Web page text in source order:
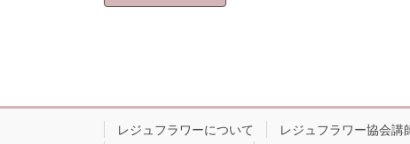
レジュフラワーについて レジュフラワー協会講